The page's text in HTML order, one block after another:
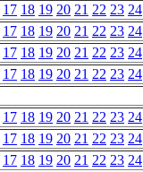
17 18 19 20 21 22 23 24
17 18 19 20 21 22 23 24
17 18 19 20 21 22 23 24
17 18 19 20 21 22 23 24
17 18 19 20 21 22 23 24
17 18 19 20 21 22 23 24
17 18 19 20 21 22 23 24